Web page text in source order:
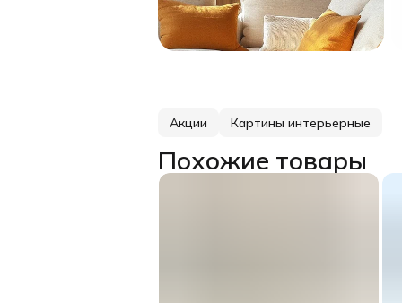
Акции Картины интерьерные
Похожие товары